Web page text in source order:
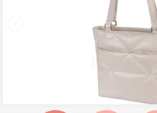
ТОВАРЫ СО СКИДКОЙ